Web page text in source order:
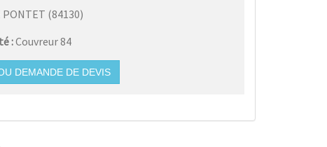
PONTET (84130)
:Couvreur 84
DEMANDE DE DEVIS